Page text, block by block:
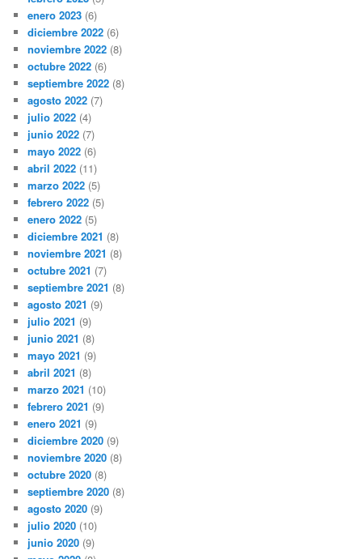
enero 2023 (6)
diciembre 2022 (6)
noviembre 2022 (8)
octubre 2022 (6)
septiembre 2022 (8)
agosto 2022 (7)
julio 2022 (4)
junio 2022 (7)
mayo 2022 (6)
abril 2022 (11)
marzo 2022 (5)
febrero 2022 (5)
enero 2022 (5)
diciembre 2021 (8)
noviembre 2021 (8)
octubre 2021 (7)
septiembre 2021 (8)
agosto 2021 (9)
julio 2021 (9)
junio 2021 (8)
mayo 2021 (9)
abril 2021 (8)
marzo 2021 (10)
febrero 2021 (9)
enero 2021 (9)
diciembre 2020 (9)
noviembre 2020 (8)
octubre 2020 (8)
septiembre 2020 (8)
agosto 2020 (9)
julio 2020 (10)
junio 2020 (9)